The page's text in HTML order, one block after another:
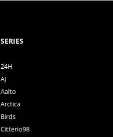
SERIES
24H
AJ
Aalto
Arctica
Birds
Citterio98